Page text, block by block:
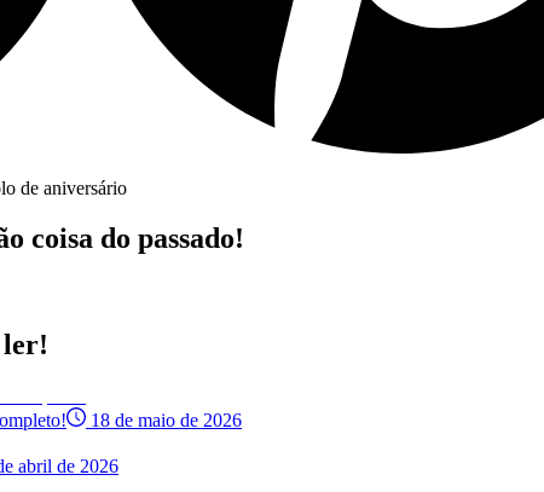
de aniversário
coisa do passado!
ler!
18 de maio de 2026
abril de 2026